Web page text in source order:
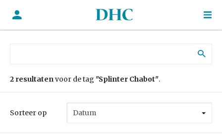
2 resultatenvoor de tag "Splinter Chabot".
Sorteer op